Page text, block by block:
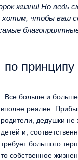
жизни! Но ведь
чтобы ваш
Все больше и
вполне реален.
родители, дедушки не
детей и,
требует большого
то собственное